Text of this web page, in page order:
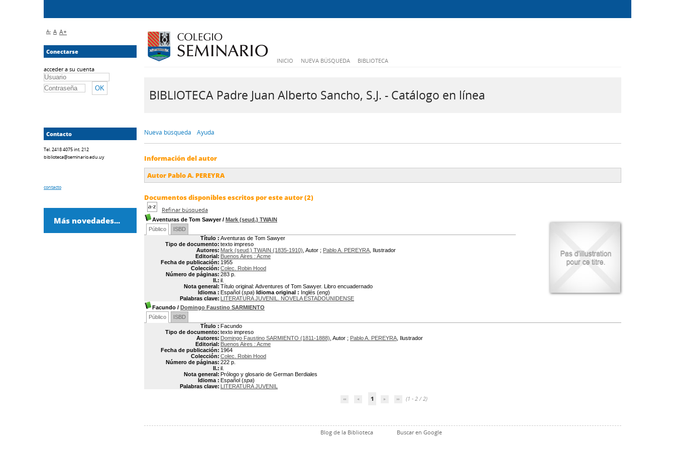
INICIO NUEVA BÚSQUEDA BIBLIOTECA
BIBLIOTECA Padre Juan Alberto Sancho, S.J. - Catálogo en línea
Nueva búsqueda Ayuda
Información del autor
Autor Pablo A. PEREYRA
Documentos disponibles escritos por este autor (2)
Refinar búsqueda
Aventuras de Tom Sawyer/ Mark (seud.) TWAIN
Público
ISBD
Título : Aventuras de Tom Sawyer
Tipo de documento: texto impreso
Autores: Mark (seud.) TWAIN (1835-1910) , Autor ; Pablo A. PEREYRA , Ilustrador
Editorial: Buenos Aires : Acme
Fecha de publicación: 1955
Colección: Colec. Robin Hood
Número de páginas: 283 p.
Il.: il.
Nota general: Título original: Adventures of Tom Sawyer. Libro encuadernado
Idioma : Español (spa) Idioma original : Inglés (eng)
Palabras clave: LITERATURA JUVENIL. NOVELA ESTADOUNIDENSE
Facundo / Domingo Faustino SARMIENTO
Público
ISBD
Título : Facundo
Tipo de documento: texto impreso
Autores: Domingo Faustino SARMIENTO (1811-1888) , Autor ; Pablo A. PEREYRA , Ilustrador
Editorial: Buenos Aires : Acme
Fecha de publicación: 1964
Colección: Colec. Robin Hood
Número de páginas: 222 p.
Il.: il.
Nota general: Prólogo y glosario de German Berdiales
Idioma : Español (spa)
Palabras clave: LITERATURA JUVENIL
1 (1 - 2 / 2)
Blog de la Biblioteca Buscar en Google
A- A A+
Conectarse
acceder a su cuenta
Contacto
Tel. 2418 4075 int. 212
biblioteca@seminario.edu.uy
contacto
Más novedades...